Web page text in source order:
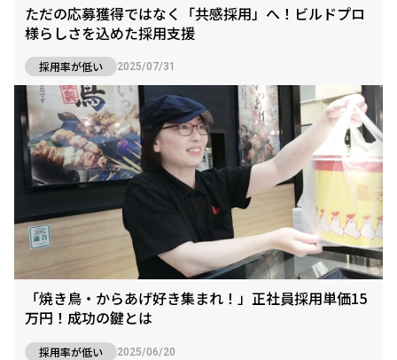
ただの応募獲得ではなく「共感採用」へ！ビルドプロ
様らしさを込めた採用支援
採用率が低い 2025/07/31
「焼き鳥・からあげ好き集まれ！」正社員採用単価15
万円！成功の鍵とは
採用率が低い 2025/06/20